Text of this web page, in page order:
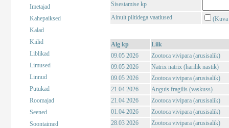
Imetajad
Kahepaiksed
Kalad
Kiilid
Liblikad
Limused
Linnud
Putukad
Roomajad
Seened
Soontaimed
Sisestamise kp
Ainult piltidega vaatlused
(Kuva
Alg kp
Liik
09.05 2026
Zootoca vivipara (arusisalik)
09.05 2026
Natrix natrix (harilik nastik)
09.05 2026
Zootoca vivipara (arusisalik)
21.04 2026
Anguis fragilis (vaskuss)
21.04 2026
Zootoca vivipara (arusisalik)
01.04 2026
Zootoca vivipara (arusisalik)
28.03 2026
Zootoca vivipara (arusisalik)